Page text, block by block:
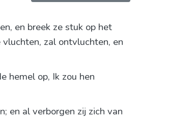
en breek ze stuk op het
zal ontvluchten, en
hemel op, Ik zou hen
en al verborgen zij zich van